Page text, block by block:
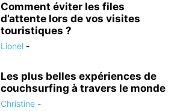
Comment éviter les files
d’attente lors de vos visites
touristiques ?
Lionel -
Les plus belles expériences de
couchsurfing à travers le monde
Christine -